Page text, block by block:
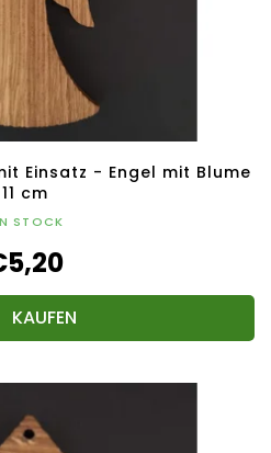
Einsatz - Engel mit Blume
11 cm
STOCK